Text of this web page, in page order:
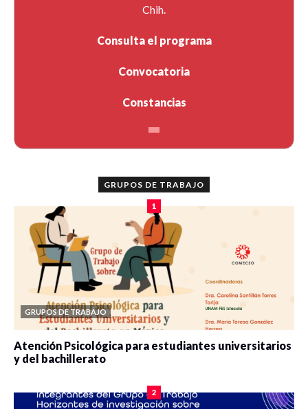
Chih.
Consulta el programa
Convocatoria
Constancias
GRUPOS DE TRABAJO
1
GRUPOS DE TRABAJO
Atención Psicológica para estudiantes universitarios
y del bachillerato
2